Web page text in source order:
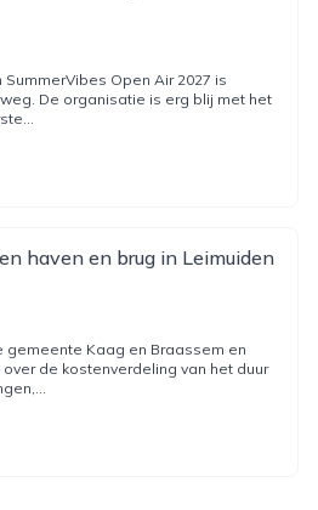
Open Air 2027 is
De organisatie is erg blij met het
haven en brug in Leimuiden
gemeente Kaag en Braassem en
de kostenverdeling van het duur